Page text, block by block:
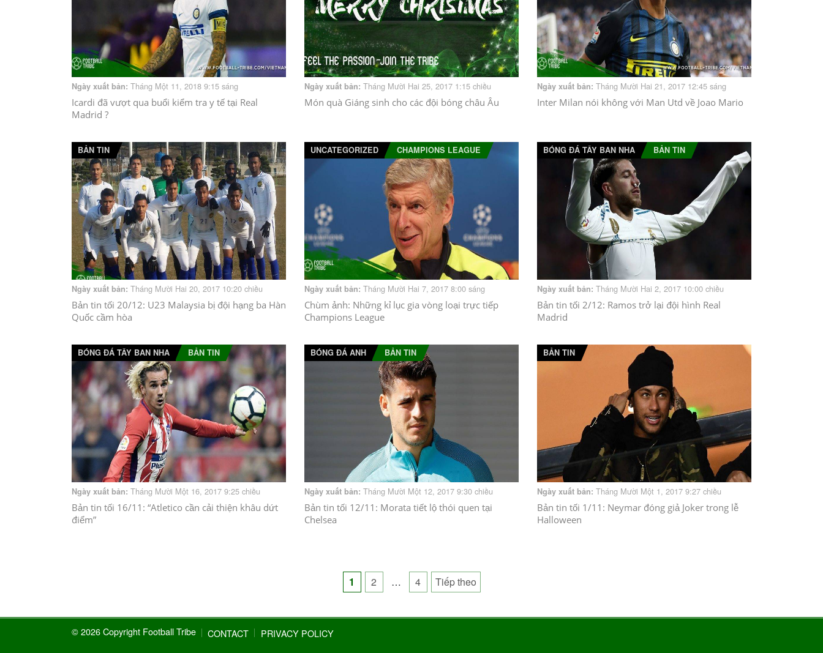
Ngày xuất bản: Tháng Một 11, 2018 9:15 sáng
Icardi đã vượt qua buổi kiểm tra y tế tại Real
Madrid ?
Ngày xuất bản: Tháng Mười Hai 25, 2017 1:15 chiều
Món quà Giáng sinh cho các đội bóng châu Âu
Ngày xuất bản: Tháng Mười Hai 21, 2017 12:45 sáng
Inter Milan nói không với Man Utd về Joao Mario
BẢN TIN
Ngày xuất bản: Tháng Mười Hai 20, 2017 10:20 chiều
Bản tin tối 20/12: U23 Malaysia bị đội hạng ba Hàn
Quốc cầm hòa
UNCATEGORIZED CHAMPIONS LEAGUE
Ngày xuất bản: Tháng Mười Hai 7, 2017 8:00 sáng
Chùm ảnh: Những kỉ lục gia vòng loại trực tiếp
Champions League
BÓNG ĐÁ TÂY BAN NHA BẢN TIN
Ngày xuất bản: Tháng Mười Hai 2, 2017 10:00 chiều
Bản tin tối 2/12: Ramos trở lại đội hình Real
Madrid
BÓNG ĐÁ TÂY BAN NHA BẢN TIN
Ngày xuất bản: Tháng Mười Một 16, 2017 9:25 chiều
Bản tin tối 16/11: “Atletico cần cải thiện khâu dứt
điểm”
BÓNG ĐÁ ANH BẢN TIN
Ngày xuất bản: Tháng Mười Một 12, 2017 9:30 chiều
Bản tin tối 12/11: Morata tiết lộ thói quen tại
Chelsea
BẢN TIN
Ngày xuất bản: Tháng Mười Một 1, 2017 9:27 chiều
Bản tin tối 1/11: Neymar đóng giả Joker trong lễ
Halloween
Posts
pagination
1 2 … 4 Tiếp theo
© 2026 Copyright Football Tribe CONTACT PRIVACY POLICY